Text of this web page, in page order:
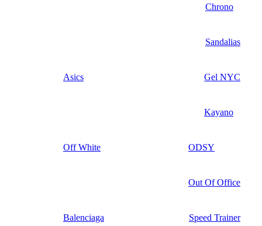
Chrono
Sandalias
Asics Gel NYC
Kayano
Off White ODSY
Out Of Office
Balenciaga Speed Trainer